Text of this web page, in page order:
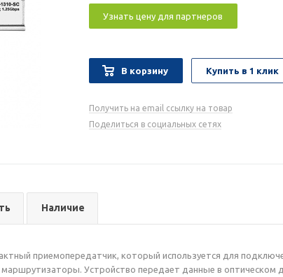
Узнать цену для партнеров
В корзину Купить в 1 клик
Получить на email ссылку на товар
Поделиться в социальных сетях
Наличие
приемопередатчик, который используется для
Устройство передает данные в оптическом